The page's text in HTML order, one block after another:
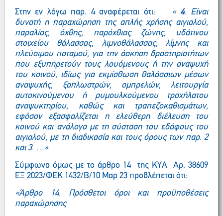
Στην εν λόγω παρ. 4 αναφέρεται ότι: « 4. Είναι
δυνατή η παραχώρηση της απλής χρήσης αιγιαλού,
παραλίας, όχθης, παρόχθιας ζώνης, υδάτινου
στοιχείου θάλασσας, λιμνοθάλασσας, λίμνης και
πλεύσιμου ποταμού, για την άσκηση δραστηριοτήτων
που εξυπηρετούν τους λουόμενους ή την αναψυχή
του κοινού, ιδίως για εκμίσθωση θαλάσσιων μέσων
αναψυχής, ξαπλωστρών, ομπρελών, λειτουργία
αυτοκινούμενου ή ρυμουλκούμενου τροχήλατου
αναψυκτηρίου, καθώς και τραπεζοκαθισμάτων,
εφόσον εξασφαλίζεται η ελεύθερη διέλευση του
κοινού και ανάλογα με τη σύσταση του εδάφους του
αιγιαλού, με τη διαδικασία και τους όρους των παρ. 2
και 3. …»
Σύμφωνα όμως με το άρθρο 14 της ΚΥΑ Αρ. 38609
ΕΞ 2023/ΦΕΚ 1432/Β/10 Μαρ 23 προβλέπεται ότι:
«Άρθρο 14. Πρόσθετοι όροι και προϋποθέσεις
παραχώρησης